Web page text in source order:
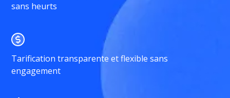
sans heurts
Tarification transparente et flexible sans
engagement